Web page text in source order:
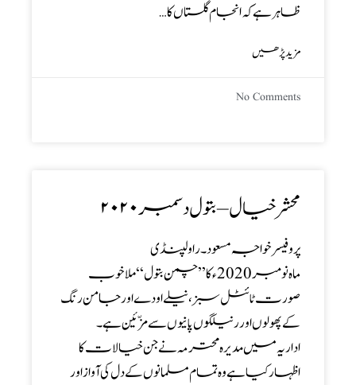
ظاہر ہے کہ انجام گلستاں کا…
مزید پڑھیں
No Comments
محشر خیال – بتول دسمبر ۲۰۲۰
پروفیسر خواجہ مسعود ۔ راولپنڈی
ماہ نومبر2020ء کا ’’ چمن بتول‘‘ ملا خوب
صورت ٹائٹل سبز، نیلے اودے اور جامن رنگ
کے پھولوں اور رنیلگوں پانیوں سے مزّئین ہے ۔
اداریہ میں مدیرہ محترمہ نے جن خیالات کا
اظہار کیا ہے وہ تمام مسلمانوں کے دل کی آواز اور